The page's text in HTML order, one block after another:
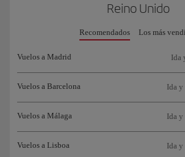
Reino Unido
Recomendados Los más
Vuelos a Madrid Ida
Vuelos a Barcelona Ida y
Vuelos a Málaga Ida y
Vuelos a Lisboa Ida y